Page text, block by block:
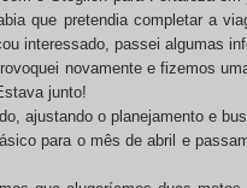
que pretendia completar a
interessado, passei algumas
novamente e fizemos
junto!
ajustando o planejamento e
para o mês de abril e